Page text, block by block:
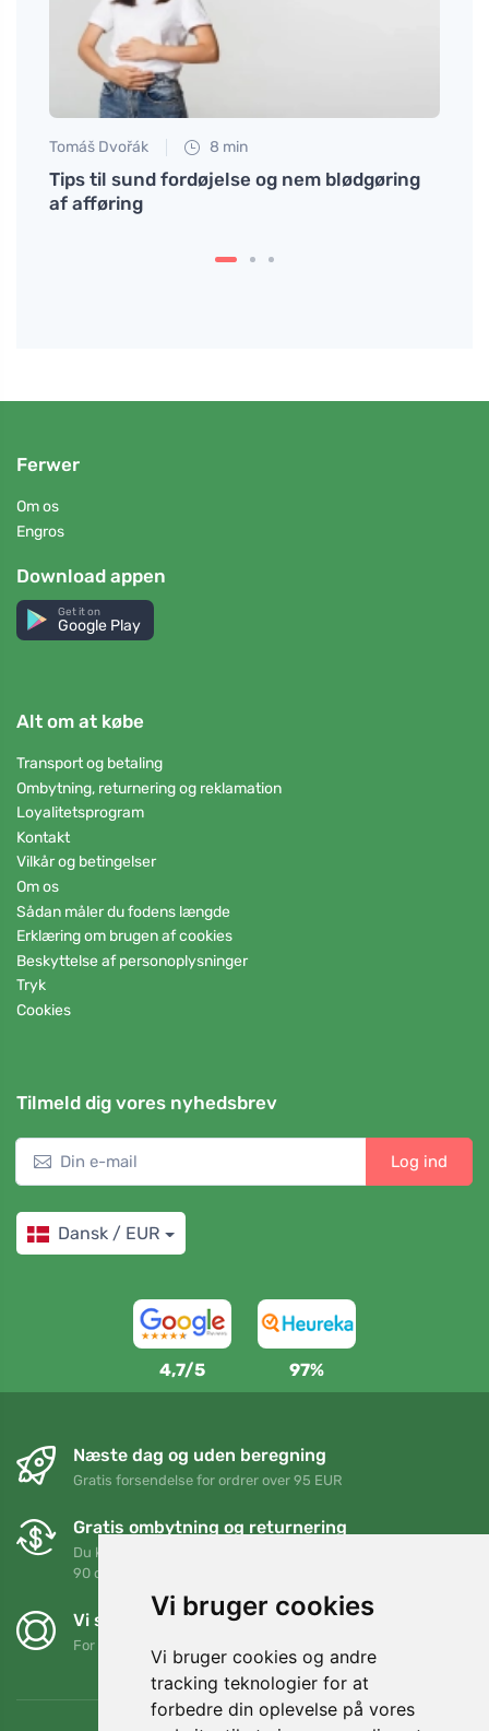
Vi bruger cookies
Vi bruger cookies og andre
tracking teknologier for at
forbedre din oplevelse på vores
Tomáš Dvořák 8 min
Tips til sund fordøjelse og nem blødgøring
af afføring
Ferwer
Om os
Engros
Download appen
Get it on
Google Play
Alt om at købe
Transport og betaling
Ombytning, returnering og reklamation
Loyalitetsprogram
Kontakt
Vilkår og betingelser
Om os
Sådan måler du fodens længde
Erklæring om brugen af cookies
Beskyttelse af personoplysninger
Tryk
Cookies
Tilmeld dig vores nyhedsbrev
Log ind
Dansk / EUR
4,7/5 97%
Næste dag og uden beregning
Gratis forsendelse for ordrer over 95 EUR
Gratis ombytning og returnering
Du kan returnere eller bytte din ordre når som helst inden for
90 dage
Vi støtter Trees.org
For hver ordre planter vi et træ! Læs mere